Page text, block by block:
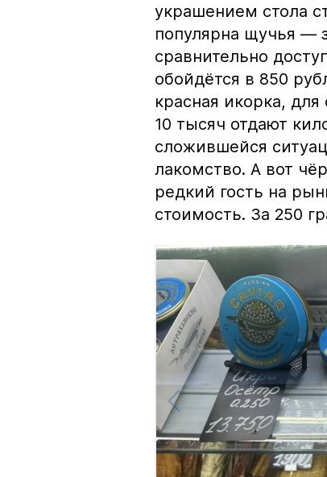
украшением стола
популярна щучья —
сравнительно
обойдётся в 850
красная икорка,
10 тысяч отдают
сложившейся
лакомство. А вот
редкий гость на
стоимость. За 250